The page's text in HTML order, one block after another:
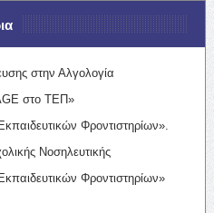
στην Αλγολογία
στο ΤΕΠ»
Φροντιστηρίων».
Νοσηλευτικής
Φροντιστηρίων»